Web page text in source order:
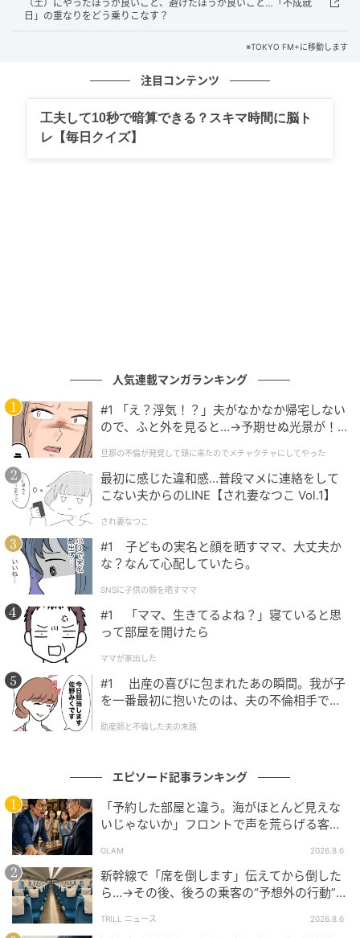
繊細な人は、常に周囲の視線や音、空気感をキャッチ
し続けてしまうため、ただその場にいるだけでも脳が
所」を確保することが重要です。お昼休みのうち15分
だけは1人になれるカフェに行く、どうしても疲れたら
い長所でもあります。
ただ、その長所を安全に活かすためには、まず自分自
身の心を守ることが最優先です。この春は、自分専用
の「心の防具」を身につけて、無理なく新しい環境を
乗り切っていきましょう。
の記事をもっとみる
（土）にやったほうが良いこと、避けたほうが良いこと…「不成就
日」の重なりをどう乗りこなす？
※TOKYO FM+に移動します
注目コンテンツ
工夫して10秒で暗算できる？スキマ時間に脳ト
レ【毎日クイズ】
人気連載マンガランキング
#1 「え？浮気！？」夫がなかなか帰宅しない
ので、ふと外を見ると…→予期せぬ光景が！
クチャにしてやった
旦那の不倫が発覚して頭に来たのでメチャクチャにしてやった
最初に感じた違和感…普段マメに連絡をして
こない夫からのLINE【され妻なつこ Vol.1】
され妻なつこ
#1 子どもの実名と顔を晒すママ、大丈夫か
な？なんて心配していたら。
SNSに子供の顔を晒すママ
#1 「ママ、生きてるよね？」寝ていると思
って部屋を開けたら
ママが家出した
#1 出産の喜びに包まれたあの瞬間。我が子
を一番最初に抱いたのは、夫の不倫相手でし
助産師と不倫した夫の末路
エピソード記事ランキング
「予約した部屋と違う。海がほとんど見えな
いじゃないか」フロントで声を荒らげる客。
GLAM 2026.8.6
新幹線で「席を倒します」伝えてから倒した
ら…→その後、後ろの乗客の“予想外の行動”に
TRILL ニュース 2026.8.6